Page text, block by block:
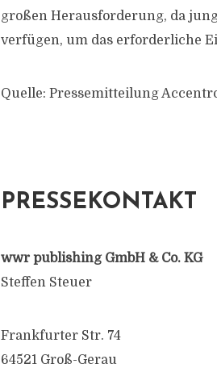
großen Herausforderung, da
verfügen, um das erforderliche
Quelle: Pressemitteilung
PRESSEKONTAKT
wwr publishing GmbH & Co. KG
Steffen Steuer
Frankfurter Str. 74
64521 Groß-Gerau